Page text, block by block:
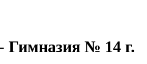
Гимназия № 14 г.